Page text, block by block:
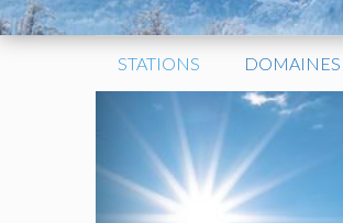
STATIONS DOMAINES